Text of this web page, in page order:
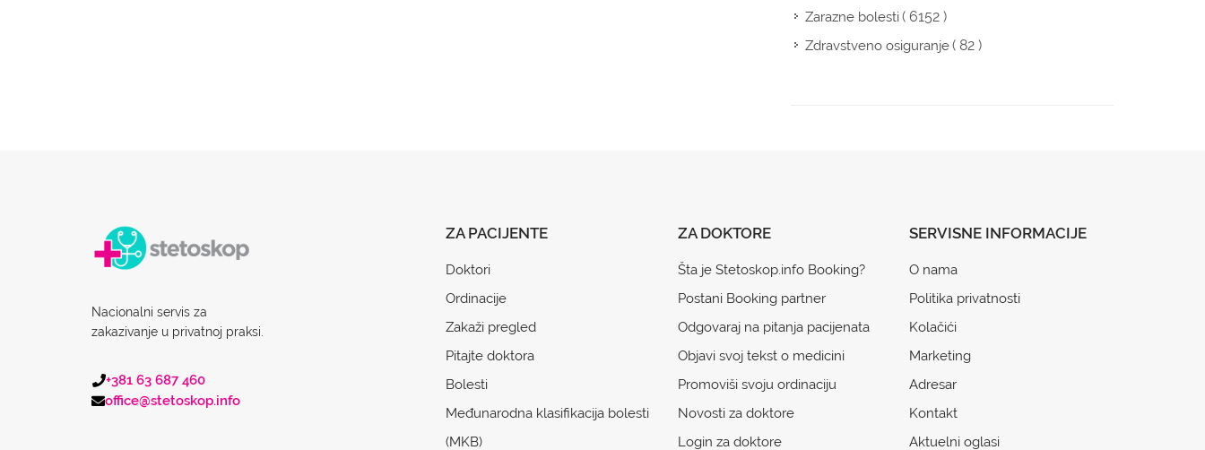
Zarazne bolesti( 6152 )
Zdravstveno osiguranje( 82 )
Nacionalni servis za
zakazivanje u privatnoj praksi.
+381 63 687 460
office@stetoskop.info
ZA PACIJENTE
Doktori
Ordinacije
Zakaži pregled
Pitajte doktora
Bolesti
Međunarodna klasifikacija bolesti
(MKB)
ZA DOKTORE
Šta je Stetoskop.info Booking?
Postani Booking partner
Odgovaraj na pitanja pacijenata
Objavi svoj tekst o medicini
Promoviši svoju ordinaciju
Novosti za doktore
Login za doktore
SERVISNE INFORMACIJE
O nama
Politika privatnosti
Kolačići
Marketing
Adresar
Kontakt
Aktuelni oglasi